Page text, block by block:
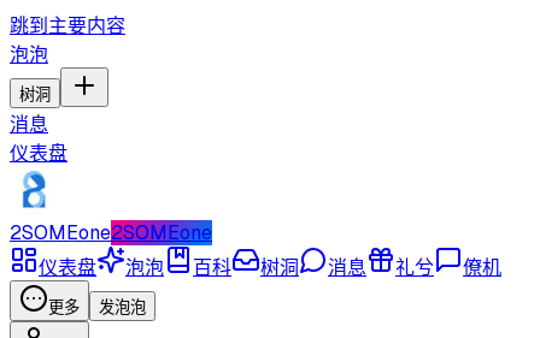
跳到主要内容
泡泡
树洞
消息
仪表盘
2SOMEone2SOMEone
仪表盘
泡泡 百科 树洞 消息 礼兮 僚机
更多 发泡泡